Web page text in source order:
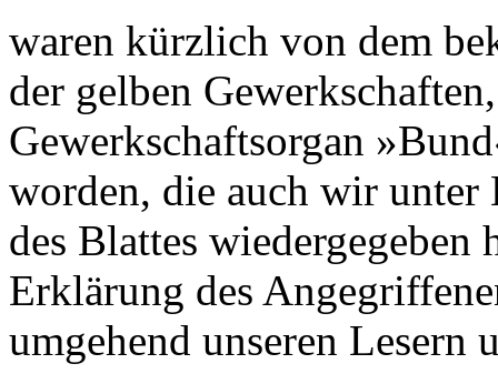
waren kürzlich von dem
der gelben
Gewerkschaftsorgan
worden, die auch wir
des Blattes
Erklärung des
umgehend unseren Lesern